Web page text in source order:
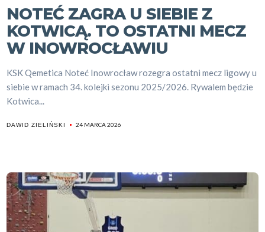
NOTEĆ ZAGRA U SIEBIE Z
KOTWICĄ. TO OSTATNI MECZ
W INOWROCŁAWIU
KSK Qemetica Noteć Inowrocław rozegra ostatni mecz ligowy u
siebie w ramach 34. kolejki sezonu 2025/2026. Rywalem będzie
Kotwica...
DAWID ZIELIŃSKI 24 MARCA 2026